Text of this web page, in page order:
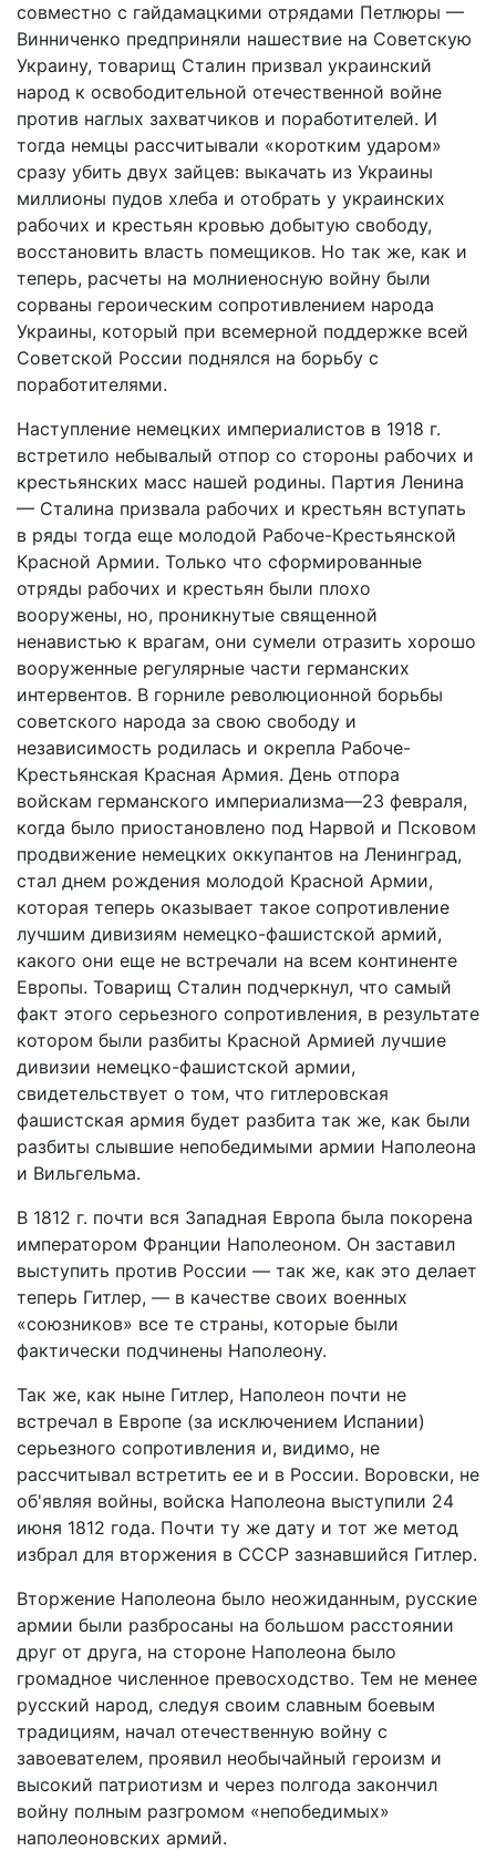
совместно с гайдамацкими отрядами Петлюры —
Винниченко предприняли нашествие на Советскую
Украину, товарищ Сталин призвал украинский
народ к освободительной отечественной войне
против наглых захватчиков и поработителей. И
тогда немцы рассчитывали «коротким ударом»
сразу убить двух зайцев: выкачать из Украины
миллионы пудов хлеба и отобрать у украинских
рабочих и крестьян кровью добытую свободу,
восстановить власть помещиков. Но так же, как и
теперь, расчеты на молниеносную войну были
сорваны героическим сопротивлением народа
Украины, который при всемерной поддержке всей
Советской России поднялся на борьбу с
поработителями.
Наступление немецких империалистов в 1918 г.
встретило небывалый отпор со стороны рабочих и
крестьянских масс нашей родины. Партия Ленина
— Сталина призвала рабочих и крестьян вступать
в ряды тогда еще молодой Рабоче-Крестьянской
Красной Армии. Только что сформированные
отряды рабочих и крестьян были плохо
вооружены, но, проникнутые священной
ненавистью к врагам, они сумели отразить хорошо
вооруженные регулярные части германских
интервентов. В горниле революционной борьбы
советского народа за свою свободу и
независимость родилась и окрепла Рабоче-
Крестьянская Красная Армия. День отпора
войскам германского империализма—23 февраля,
когда было приостановлено под Нарвой и Псковом
продвижение немецких оккупантов на Ленинград,
стал днем рождения молодой Красной Армии,
которая теперь оказывает такое сопротивление
лучшим дивизиям немецко-фашистской армий,
какого они еще не встречали на всем континенте
Европы. Товарищ Сталин подчеркнул, что самый
факт этого серьезного сопротивления, в результате
котором были разбиты Красной Армией лучшие
дивизии немецко-фашистской армии,
свидетельствует о том, что гитлеровская
фашистская армия будет разбита так же, как были
разбиты слывшие непобедимыми армии Наполеона
и Вильгельма.
В 1812 г. почти вся Западная Европа была покорена
императором Франции Наполеоном. Он заставил
выступить против России — так же, как это делает
теперь Гитлер, — в качестве своих военных
«союзников» все те страны, которые были
фактически подчинены Наполеону.
Так же, как ныне Гитлер, Наполеон почти не
встречал в Европе (за исключением Испании)
серьезного сопротивления и, видимо, не
рассчитывал встретить ее и в России. Воровски, не
об'являя войны, войска Наполеона выступили 24
июня 1812 года. Почти ту же дату и тот же метод
избрал для вторжения в СССР зазнавшийся Гитлер.
Вторжение Наполеона было неожиданным, русские
армии были разбросаны на большом расстоянии
друг от друга, на стороне Наполеона было
громадное численное превосходство. Тем не менее
русский народ, следуя своим славным боевым
традициям, начал отечественную войну с
завоевателем, проявил необычайный героизм и
высокий патриотизм и через полгода закончил
войну полным разгромом «непобедимых»
наполеоновских армий.